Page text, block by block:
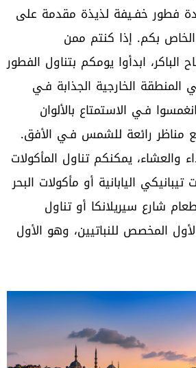
فطور خفـيفة لذيذة مقدمة على
بكم. إذا كنتم ممن
ابدأوا يومكم بتناول الفطور
المنطقة الخارجية الجذابة فـي
فـي الاستمتاع بالألوان
مع مناظر رائعة للشمس فـي الأفق.
والعشاء، يمكنكم تناول المأكولات
اليابانية أو مأكولات البحر
شارع سيريلانكا أو تناول
المخصص للنباتيين، وهو الأول